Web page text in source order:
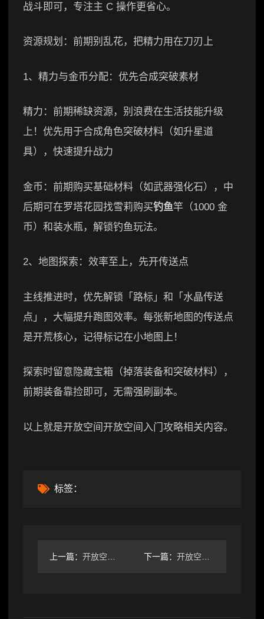
战斗即可，专注主 C 操作更省心。
资源规划：前期别乱花，把精力用在刀刃上
1、精力与金币分配：优先合成突破素材
精力：前期稀缺资源，别浪费在生活技能升级
上！优先用于合成角色突破材料（如升星道
具），快速提升战力
金币：前期购买基础材料（如武器强化石），中
后期可在罗塔花园找雪莉购买钓鱼竿（1000 金
币）和装水瓶，解锁钓鱼玩法。
2、地图探索：效率至上，先开传送点
主线推进时，优先解锁「路标」和「水晶传送
点」，大幅提升跑图效率。每张新地图的传送点
是开荒核心，记得标记在小地图上！
探索时留意隐藏宝箱（掉落装备和突破材料），
前期装备靠捡即可，无需强刷副本。
以上就是开放空间开放空间入门攻略相关内容。
标签：
上一篇： 开放空间开放空间「绯色初夏」 下一篇： 开放空间手机端感觉画质糊的看过来